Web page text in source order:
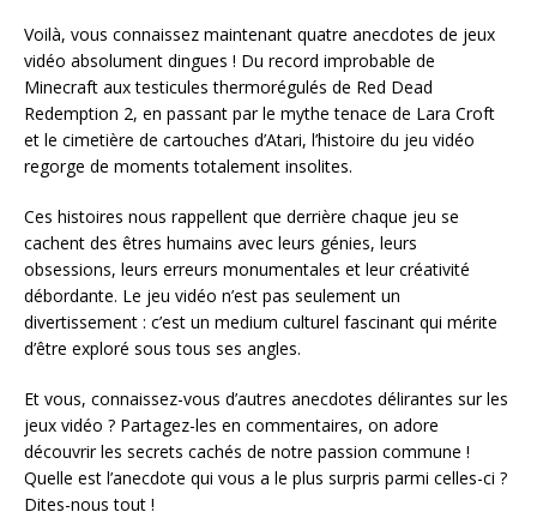
Voilà, vous connaissez maintenant quatre anecdotes de jeux
vidéo absolument dingues ! Du record improbable de
Minecraft aux testicules thermorégulés de Red Dead
Redemption 2, en passant par le mythe tenace de Lara Croft
et le cimetière de cartouches d’Atari, l’histoire du jeu vidéo
regorge de moments totalement insolites.
Ces histoires nous rappellent que derrière chaque jeu se
cachent des êtres humains avec leurs génies, leurs
obsessions, leurs erreurs monumentales et leur créativité
débordante. Le jeu vidéo n’est pas seulement un
divertissement : c’est un medium culturel fascinant qui mérite
d’être exploré sous tous ses angles.
Et vous, connaissez-vous d’autres anecdotes délirantes sur les
jeux vidéo ? Partagez-les en commentaires, on adore
découvrir les secrets cachés de notre passion commune !
Quelle est l’anecdote qui vous a le plus surpris parmi celles-ci ?
Dites-nous tout !